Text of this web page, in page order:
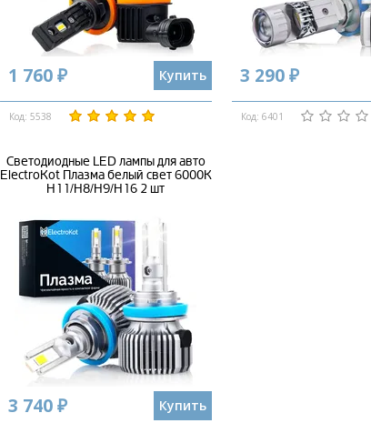
1 760 ₽ Купить
Код: 5538
3 290 ₽
Код: 6401
Светодиодные LED лампы для авто
ElectroKot Плазма белый свет 6000K
H11/H8/H9/H16 2 шт
3 740 ₽ Купить